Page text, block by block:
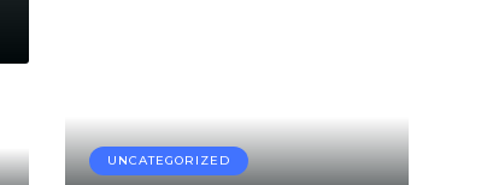
UNCATEGORIZED